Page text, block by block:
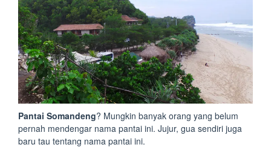
Pantai Somandeng? Mungkin banyak orang yang belum
pernah mendengar nama pantai ini. Jujur, gua sendiri juga
baru tau tentang nama pantai ini.